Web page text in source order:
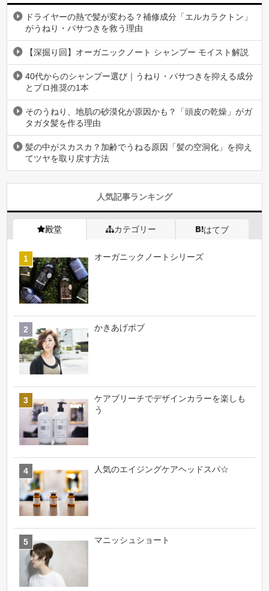
ドライヤーの熱で髪が変わる？補修成分「エルカラクトン」
がうねり・パサつきを救う理由
【深掘り回】オーガニックノート シャンプー モイスト解説
40代からのシャンプー選び｜うねり・パサつきを抑える成分
とプロ推奨の1本
そのうねり、地肌の砂漠化が原因かも？「頭皮の乾燥」がガ
タガタ髪を作る理由
髪の中がスカスカ？加齢でうねる原因「髪の空洞化」を抑え
てツヤを取り戻す方法
人気記事ランキング
殿堂 カテゴリー はてブ
オーガニックノートシリーズ
かきあげボブ
ケアブリーチでデザインカラーを楽しも
う
人気のエイジングケアヘッドスパ☆
マニッシュショート